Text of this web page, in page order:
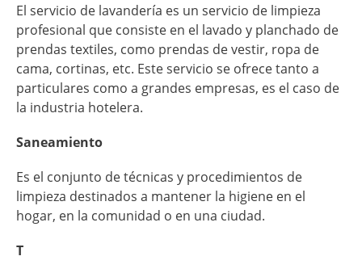
El servicio de lavandería es un servicio de limpieza
profesional que consiste en el lavado y planchado de
prendas textiles, como prendas de vestir, ropa de
cama, cortinas, etc. Este servicio se ofrece tanto a
particulares como a grandes empresas, es el caso de
la industria hotelera.
Saneamiento
Es el conjunto de técnicas y procedimientos de
limpieza destinados a mantener la higiene en el
hogar, en la comunidad o en una ciudad.
T